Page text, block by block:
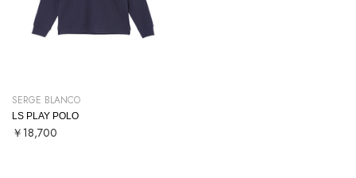
SERGE BLANCO
LS PLAY POLO
￥18,700